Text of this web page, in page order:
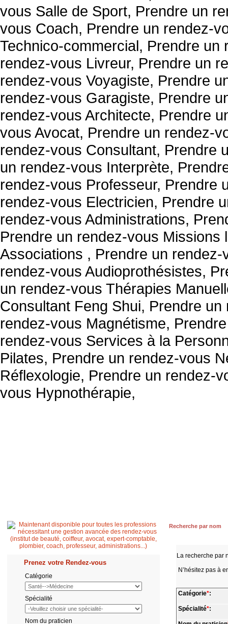
Prenez votre Rendez-vous
Catégorie
Spécialité
Nom du praticien
Recherche par nom
La recherche par
N’hésitez pas à
Catégorie*:
Spécialité*: